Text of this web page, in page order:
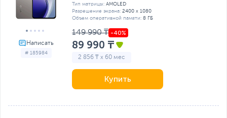
# 185984
Тип матрицы: AMOLED
Разрешение экрана: 2400 x 1080
Объем оперативной памяти: 8 ГБ
149 990 ₸
89 990 ₸
2 856 ₸ x 60 мес
Купить